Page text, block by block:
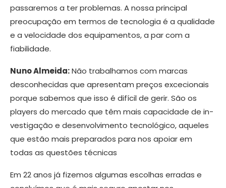
passaremos a ter problemas. A nossa principal
preocupação em termos de tec­nologia é a qualidade
e a velocidade dos equipamentos, a par com a
fiabilidade.
Nuno Almeida:Não trabalhamos com marcas
desconhecidas que apresentam preços excecionais
porque sabemos que isso é difícil de gerir. São os
players do mercado que têm mais capacidade de in­
vestigação e desenvolvimento tecnológico, aqueles
que estão mais preparados para nos apoiar em
todas as questões técnicas
Em 22 anos já fizemos algumas esco­lhas erradas e